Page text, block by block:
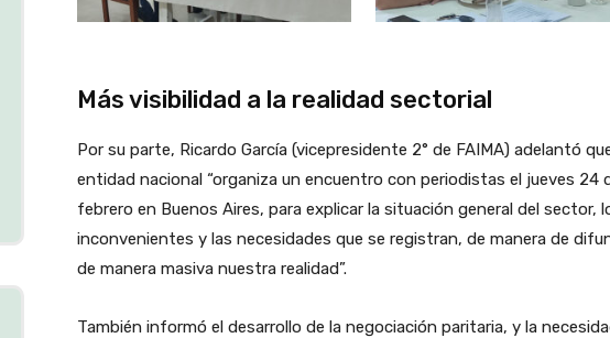
Más visibilidad a la realidad sectorial
Por su parte, Ricardo García (vicepresidente 2° de FAIMA) adelantó
entidad nacional “organiza un encuentro con periodistas el jueves 24
febrero en Buenos Aires, para explicar la situación general del sector,
inconvenientes y las necesidades que se registran, de manera de
de manera masiva nuestra realidad”.
También informó el desarrollo de la negociación paritaria, y la